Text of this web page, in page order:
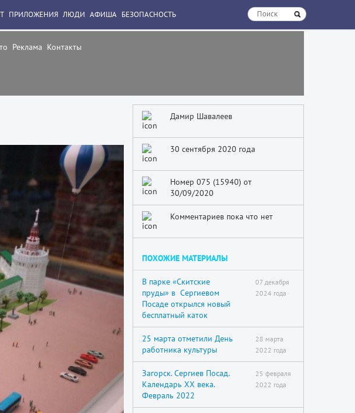
Реклама Контакты
ПРИЛОЖЕНИЯ ЛЮДИ АФИША БЕЗОПАСНОСТЬ
Дамир Шавалеев
30 сентября 2020 года
Номер 075 (15940) от
30/09/2020
Комментариев пока что нет
ПОХОЖИЕ МАТЕРИАЛЫ
В парке «Скитские
пруды» в Сергиевом
Посаде открылся новый
бесплатный каток
07 декабря
2024 года
25 марта отметили День
работника культуры
28 марта
2022 года
Загорск. Сергиев Посад.
Календарь XX века.
Февраль 2022
25 февраля
2022 года